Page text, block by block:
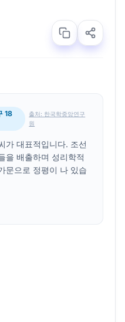
18
출처: 한국학중앙연구
원
가 대표적입니다. 조선
을 배출하며 성리학적
문으로 정평이 나 있습